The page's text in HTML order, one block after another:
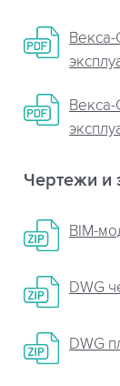
Векса-
Чертежи и
BIM-
DWG
DWG